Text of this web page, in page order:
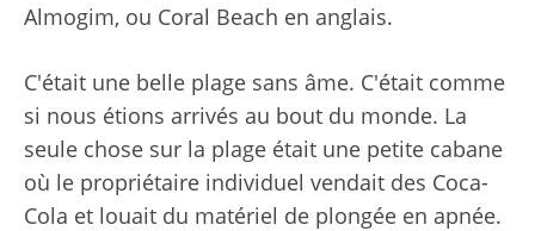
Almogim, ou Coral Beach en anglais.
C'était une belle plage sans âme. C'était comme
si nous étions arrivés au bout du monde. La
seule chose sur la plage était une petite cabane
où le propriétaire individuel vendait des Coca-
Cola et louait du matériel de plongée en apnée.